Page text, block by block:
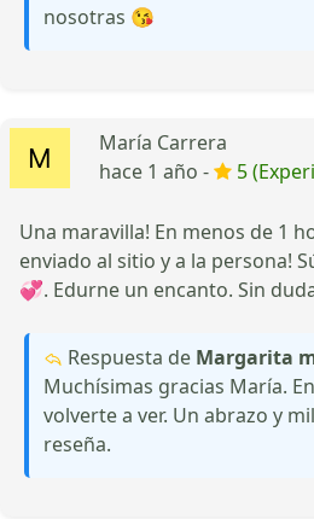
nosotras 😘
María Carrera
hace 1 año -
5
Una maravilla! En menos de 1
enviado al sitio y a la persona!
💞. Edurne un encanto. Sin
Respuesta de Margarita
Muchísimas gracias María.
volverte a ver. Un abrazo y
reseña.